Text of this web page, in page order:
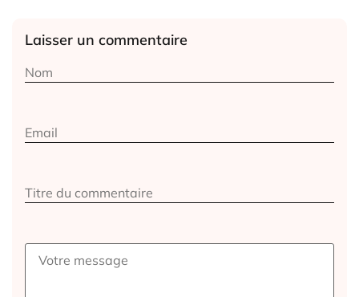
Laisser un commentaire
Alternative: